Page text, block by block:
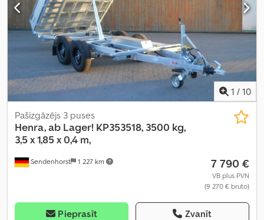
1 / 10
Sendenhorst 1 227 km
Pašizgāzējs 3 puses
Henra, ab Lager! KP353518, 3500 kg,
3,5 x 1,85 x 0,4 m,
7 790 €
VB plus PVN
(9 270 € bruto)
Pieprasīt Zvanīt